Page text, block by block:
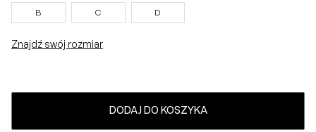
B C D
Znajdź swój rozmiar
DODAJ DO KOSZYKA